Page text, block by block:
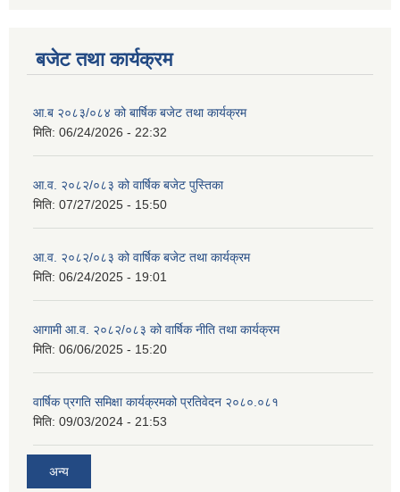
बजेट तथा कार्यक्रम
आ.ब २०८३/०८४ को बार्षिक बजेट तथा कार्यक्रम
मिति: 06/24/2026 - 22:32
आ.व. २०८२/०८३ को वार्षिक बजेट पुस्तिका
मिति: 07/27/2025 - 15:50
आ.व. २०८२/०८३ को वार्षिक बजेट तथा कार्यक्रम
मिति: 06/24/2025 - 19:01
आगामी आ.व. २०८२/०८३ को वार्षिक नीति तथा कार्यक्रम
मिति: 06/06/2025 - 15:20
वार्षिक प्रगति समिक्षा कार्यक्रमको प्रतिवेदन २०८०.०८१
मिति: 09/03/2024 - 21:53
अन्य